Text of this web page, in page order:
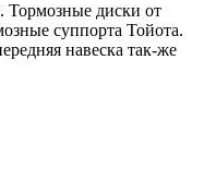
Тормозные диски от
суппорта Тойота.
навеска так-же